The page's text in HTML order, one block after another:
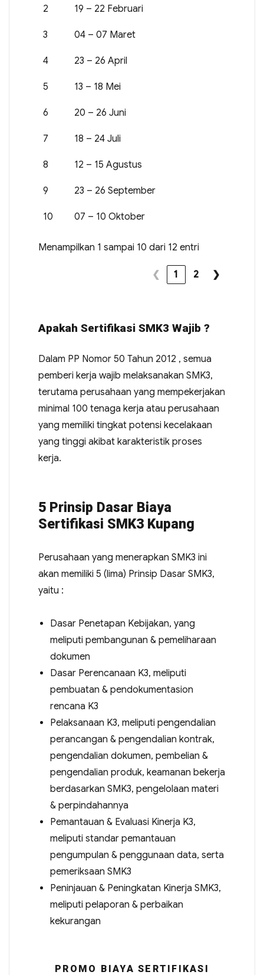
2 19 – 22 Februari
3 04 – 07 Maret
4 23 – 26 April
5 13 – 18 Mei
6 20 – 26 Juni
7 18 – 24 Juli
8 12 – 15 Agustus
9 23 – 26 September
10 07 – 10 Oktober
Menampilkan 1 sampai 10 dari 12 entri
❮ 1 2 ❯
Apakah Sertifikasi SMK3 Wajib ?
Dalam PP Nomor 50 Tahun 2012 , semua
pemberi kerja wajib melaksanakan SMK3,
terutama perusahaan yang mempekerjakan
minimal 100 tenaga kerja atau perusahaan
yang memiliki tingkat potensi kecelakaan
yang tinggi akibat karakteristik proses
kerja.
5 Prinsip Dasar Biaya
Sertifikasi SMK3 Kupang
Perusahaan yang menerapkan SMK3 ini
akan memiliki 5 (lima) Prinsip Dasar SMK3,
yaitu :
Dasar Penetapan Kebijakan, yang
meliputi pembangunan & pemeliharaan
dokumen
Dasar Perencanaan K3, meliputi
pembuatan & pendokumentasion
rencana K3
Pelaksanaan K3, meliputi pengendalian
perancangan & pengendalian kontrak,
pengendalian dokumen, pembelian &
pengendalian produk, keamanan bekerja
berdasarkan SMK3, pengelolaan materi
& perpindahannya
Pemantauan & Evaluasi Kinerja K3,
meliputi standar pemantauan
pengumpulan & penggunaan data, serta
pemeriksaan SMK3
Peninjauan & Peningkatan Kinerja SMK3,
meliputi pelaporan & perbaikan
kekurangan
PROMO BIAYA SERTIFIKASI